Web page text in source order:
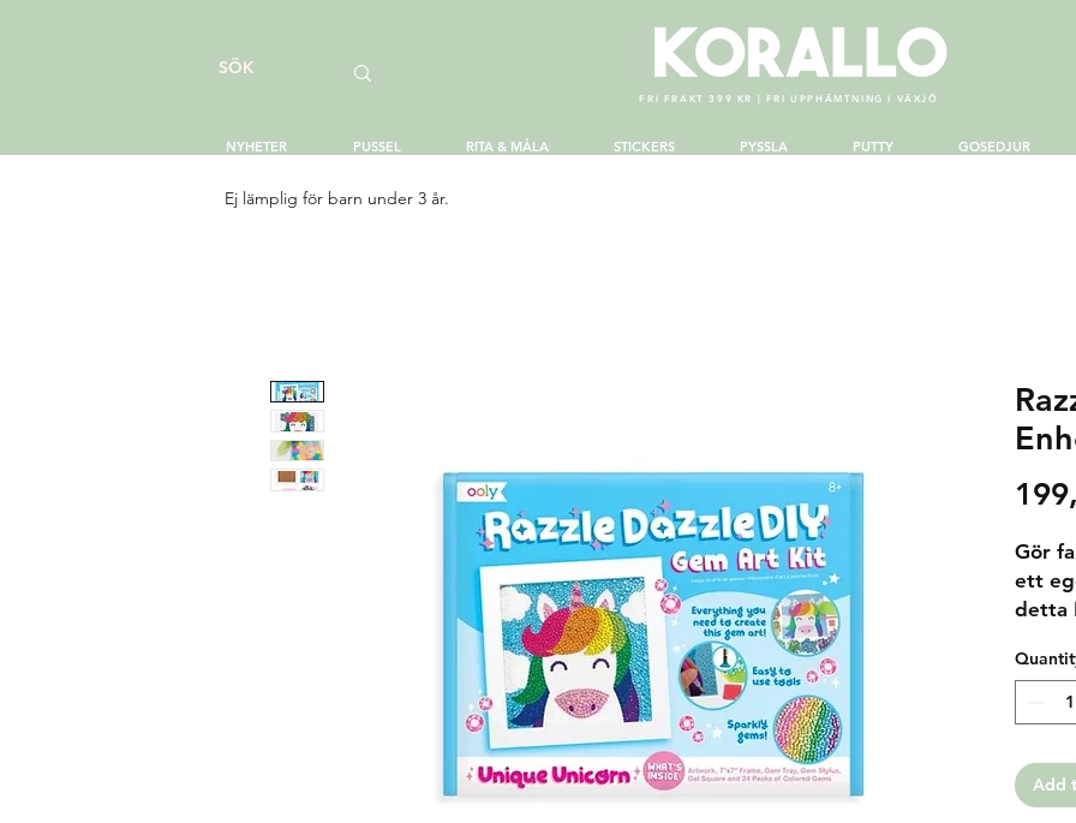
Ej lämplig för barn under 3 år.
Gör
ett
detta
kit
en vit
Add
FRI FRAKT 399 KR | FRI UPPHÄMTNING I VÄXJÖ
NYHETER PUSSEL RITA & MÅLA STICKERS PYSSLA PUTTY GOSEDJUR